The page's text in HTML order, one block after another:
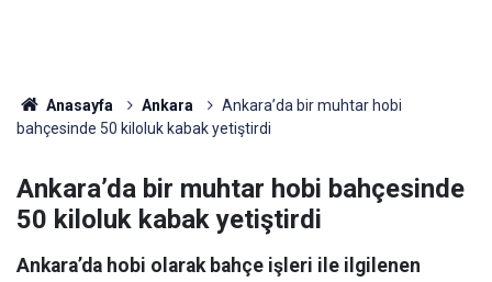
Anasayfa Ankara
Ankara’da bir muhtar hobi
bahçesinde 50 kiloluk kabak yetiştirdi
Ankara’da bir muhtar hobi bahçesinde
50 kiloluk kabak yetiştirdi
Ankara’da hobi olarak bahçe işleri ile ilgilenen